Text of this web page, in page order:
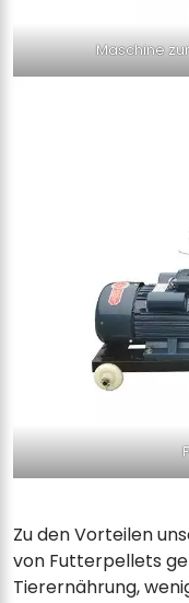
Maschine
Zu den Vorteilen
von Futterpellets
Tierernährung,